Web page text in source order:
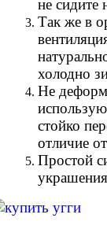
не сидите
Так же в
холодно
Не
стойко
отличие
Простой